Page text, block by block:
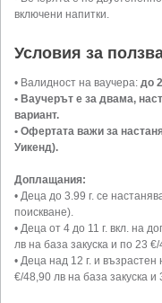
включени напитки.
Условия за
• Валидност на ваучера: до
• Ваучерът е за двама,
вариант.
• Офертата важи за
Уикенд).
Доплащания:
• Деца до 3.99 г. се
поискване).
• Деца от 4 до 11 г. вкл. на
лв на база закуска и по 23
• Деца над 12 г. и
€/48,90 лв на база закуска